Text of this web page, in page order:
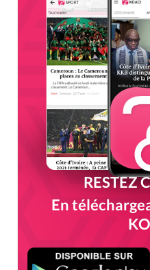
RESTEZ
En